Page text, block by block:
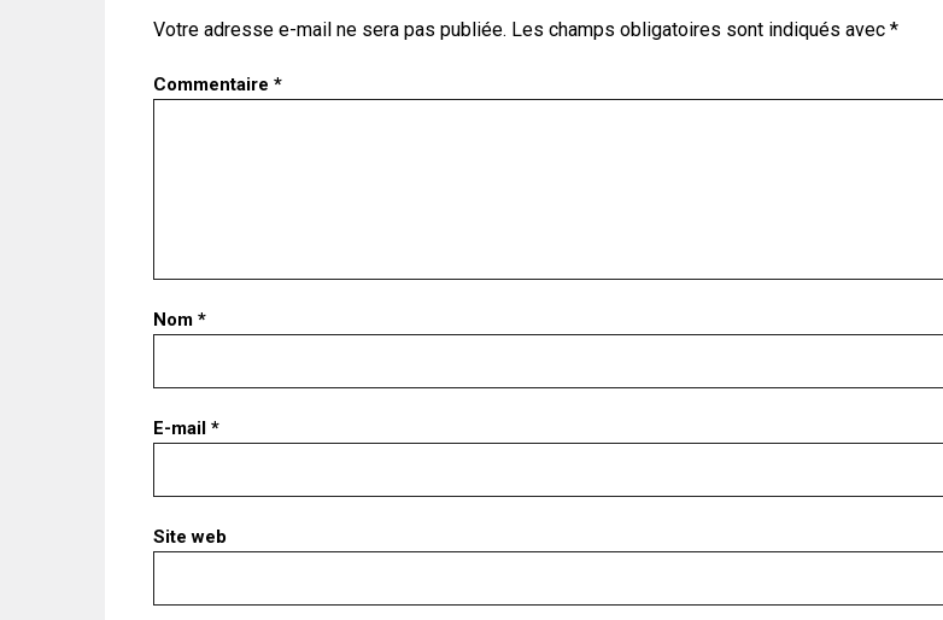
Votre adresse e-mail ne sera pas publiée. Les champs obligatoires sont indiqués avec *
Commentaire *
Nom *
E-mail *
Site web